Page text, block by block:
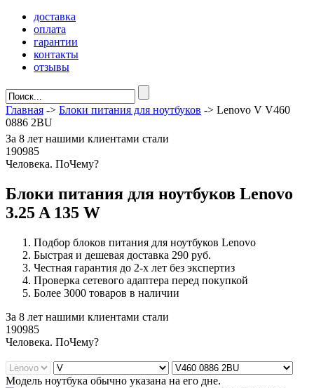
доставка
оплата
гарантии
контакты
отзывы
Главная -> Блоки питания для ноутбуков -> Lenovo V V460
0886 2BU
За 8 лет нашими клиентами стали
190985
Человека. ПоЧему?
Блоки питания для ноутбуков Lenovo
3.25 A 135 W
Подбор блоков питания для ноутбуков Lenovo
Быстрая и дешевая доставка 290 руб.
Честная гарантия до 2-х лет без экспертиз
Проверка сетевого адаптера перед покупкой
Более 3000 товаров в наличии
За 8 лет нашими клиентами стали
190985
Человека. ПоЧему?
Модель ноутбука обычно указана на его дне.